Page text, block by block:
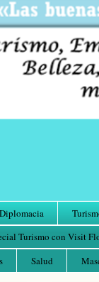
Diplomacia
Turismo con Visit
Salud